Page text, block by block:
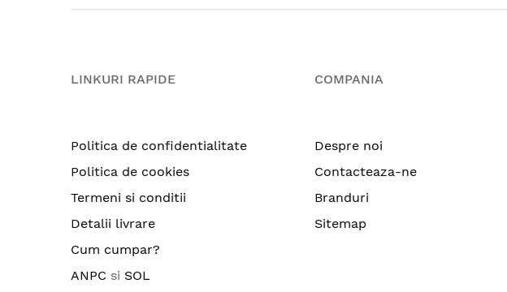
LINKURI RAPIDE
Politica de confidentialitate
Politica de cookies
Termeni si conditii
Detalii livrare
Cum cumpar?
ANPC si SOL
COMPANIA
Despre noi
Contacteaza-ne
Branduri
Sitemap